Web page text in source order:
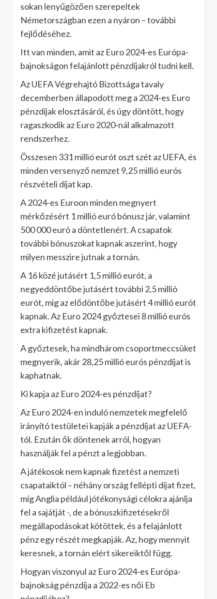
sokan lenyűgözően szerepeltek
Németországban ezen a nyáron – további
fejlődéséhez.
Itt van minden, amit az Euro 2024-es Európa-
bajnokságon felajánlott pénzdíjakról tudni kell.
Az UEFA Végrehajtó Bizottsága tavaly
decemberben állapodott meg a 2024-es Euro
pénzdíjak elosztásáról, és úgy döntött, hogy
ragaszkodik az Euro 2020-nál alkalmazott
rendszerhez.
Összesen 331 millió eurót oszt szét az UEFA, és
minden versenyző nemzet 9,25 millió eurós
részvételi díjat kap.
A 2024-es Euroon minden megnyert
mérkőzésért 1 millió euró bónusz jár, valamint
500 000 euró a döntetlenért. A csapatok
további bónuszokat kapnak aszerint, hogy
milyen messzire jutnak a tornán.
A 16 közé jutásért 1,5 millió eurót, a
negyeddöntőbe jutásért további 2,5 millió
eurót, míg az elődöntőbe jutásért 4 millió eurót
kapnak. Az Euro 2024 győztesei 8 millió eurós
extra kifizetést kapnak.
A győztesek, ha mindhárom csoportmeccsüket
megnyerik, akár 28,25 millió eurós pénzdíjat is
kaphatnak.
Ki kapja az Euro 2024-es pénzdíjat?
Az Euro 2024-en induló nemzetek megfelelő
irányító testületei kapják a pénzdíjat az UEFA-
tól. Ezután ők döntenek arról, hogyan
használják fel a pénzt a legjobban.
A játékosok nem kapnak fizetést a nemzeti
csapataiktól – néhány ország fellépti díjat fizet,
míg Anglia például jótékonysági célokra ajánlja
fel a sajátját -, de a bónuszkifizetésekről
megállapodásokat kötöttek, és a felajánlott
pénz egy részét megkapják. Az, hogy mennyit
keresnek, a tornán elért sikereiktől függ.
Hogyan viszonyul az Euro 2024-es Európa-
bajnokság pénzdíja a 2022-es női Eb